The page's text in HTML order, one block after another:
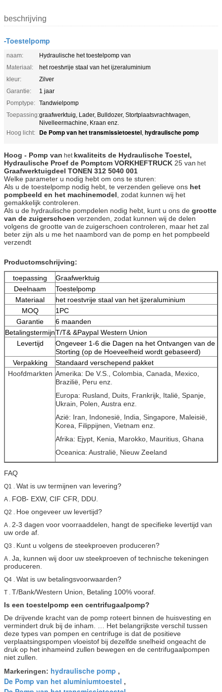
beschrijving
-Toestelpomp
naam:
Hydraulische het toestelpomp van
Materiaal:
het roestvrije staal van het ijzeraluminium
kleur:
Zilver
Garantie:
1 jaar
Pomptype: Tandwielpomp
Toepassing:graafwerktuig, Lader, Bulldozer, Stortplaatsvrachtwagen,
Nivelleermachine, Kraan enz.
Hoog licht:
De Pomp van het transmissietoestel, hydraulische pomp
Hoog - Pomp van het kwaliteits de Hydraulische Toestel,
Hydraulische Proef de Pomptcm VORKHEFTRUCK 25 van het
Graafwerktuigdeel TONEN 312 5040 001
Welke parameter u nodig hebt om ons te sturen:
Als u de toestelpomp nodig hebt, te verzenden gelieve ons het
pompbeeld en het machinemodel , zodat kunnen wij het
gemakkelijk controleren.
Als u de hydraulische pompdelen nodig hebt, kunt u ons de grootte
van de zuigerschoen verzenden, zodat kunnen wij de delen
volgens de grootte van de zuigerschoen controleren, maar het zal
beter zijn als u me het naambord van de pomp en het pompbeeld
verzendt
Productomschrijving:
toepassing
Graafwerktuig
Deelnaam
Toestelpomp
Materiaal
het roestvrije staal van het ijzeraluminium
MOQ
1PC
Garantie
6 maanden
BetalingstermijnT/T& &Paypal Western Union
Levertijd
Ongeveer 1-6 die Dagen na het Ontvangen van de
Storting (op de Hoeveelheid wordt gebaseerd)
Verpakking
Standaard verschepend pakket
Hoofdmarkten Amerika: De V.S., Colombia, Canada, Mexico,
Brazilië, Peru enz.
Europa: Rusland, Duits, Frankrijk, Italië, Spanje,
Ukrain, Polen, Austra enz.
Azië: Iran, Indonesië, India, Singapore, Maleisië,
Korea, Filippijnen, Vietnam enz.
Afrika: Ejypt, Kenia, Marokko, Mauritius, Ghana
Oceanica: Australië, Nieuw Zeeland
FAQ
Q1 . Wat is uw termijnen van levering?
A . FOB- EXW, CIF CFR, DDU.
Q2 . Hoe ongeveer uw levertijd?
A . 2-3 dagen voor voorraaddelen, hangt de specifieke levertijd van
uw orde af.
Q3 . Kunt u volgens de steekproeven produceren?
A . Ja, kunnen wij door uw steekproeven of technische tekeningen
produceren.
Q4 . Wat is uw betalingsvoorwaarden?
T . T/Bank/Western Union, Betaling 100% vooraf.
Is een toestelpomp een centrifugaalpomp?
De drijvende kracht van de pomp roteert binnen de huisvesting en
vermindert druk bij de inham. … Het belangrijkste verschil tussen
deze types van pompen en centrifuge is dat de positieve
verplaatsingspompen vloeistof bij dezelfde snelheid ongeacht de
druk op het inhameind zullen bewegen en de centrifugaalpompen
niet zullen.
Markeringen: hydraulische pomp ,
De Pomp van het aluminiumtoestel ,